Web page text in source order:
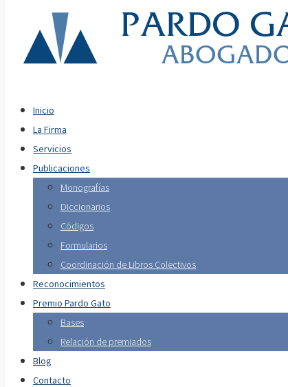
Inicio
La Firma
Servicios
Publicaciones
Monografías
Diccionarios
Códigos
Formularios
Coordinación de Libros Colectivos
Reconocimientos
Premio Pardo Gato
Bases
Relación de premiados
Blog
Contacto